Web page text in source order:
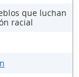
que luchan
racial